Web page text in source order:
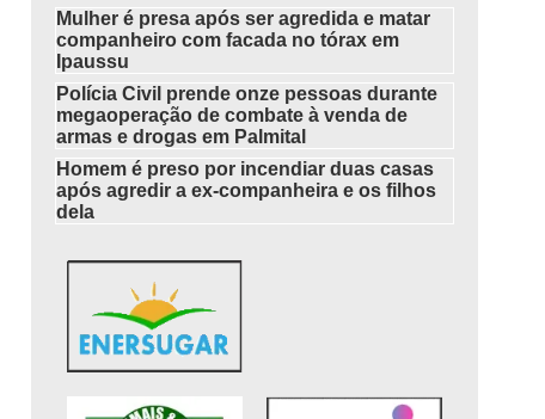
Mulher é presa após ser agredida e matar
companheiro com facada no tórax em
Ipaussu
Polícia Civil prende onze pessoas durante
megaoperação de combate à venda de
armas e drogas em Palmital
Homem é preso por incendiar duas casas
após agredir a ex-companheira e os filhos
dela